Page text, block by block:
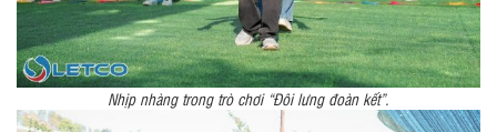
Nhịp nhàng trong trò chơi “Đôi lưng đoàn kết”.